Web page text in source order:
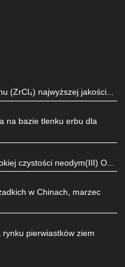
(ZrCl₄) najwyższej jakości...
na bazie tlenku erbu dla
czystości neodym(III) O...
w Chinach, marzec
rynku pierwiastków ziem